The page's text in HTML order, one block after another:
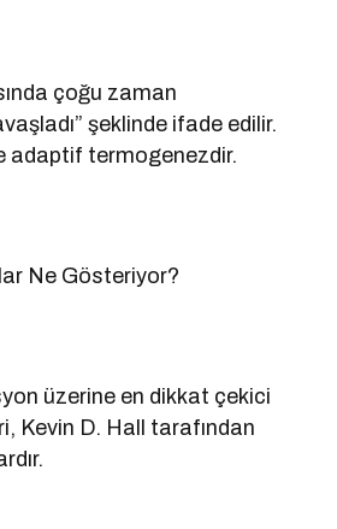
çoğu zaman
şeklinde ifade edilir.
adaptif termogenezdir.
Ne Gösteriyor?
üzerine en dikkat çekici
Kevin D. Hall tarafından